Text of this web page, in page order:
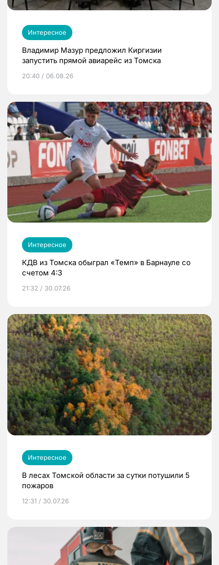
Интересное
Владимир Мазур предложил Киргизии
запустить прямой авиарейс из Томска
20:40 / 06.08.26
Интересное
КДВ из Томска обыграл «Темп» в Барнауле со
счетом 4:3
21:32 / 30.07.26
Интересное
В лесах Томской области за сутки потушили 5
пожаров
12:31 / 30.07.26